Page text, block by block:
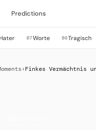
Predictions
Hater 07Worte 08Tragisch
› Finkes Vermächtnis